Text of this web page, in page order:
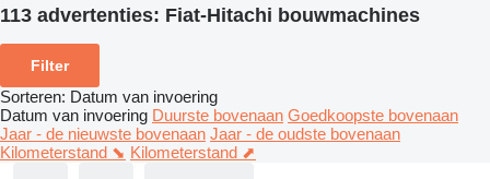
113 advertenties: Fiat-Hitachi bouwmachines
Filter
Sorteren: Datum van invoering
Datum van invoering Duurste bovenaan Goedkoopste bovenaan
Jaar - de nieuwste bovenaan Jaar - de oudste bovenaan
Kilometerstand ⬊ Kilometerstand ⬈